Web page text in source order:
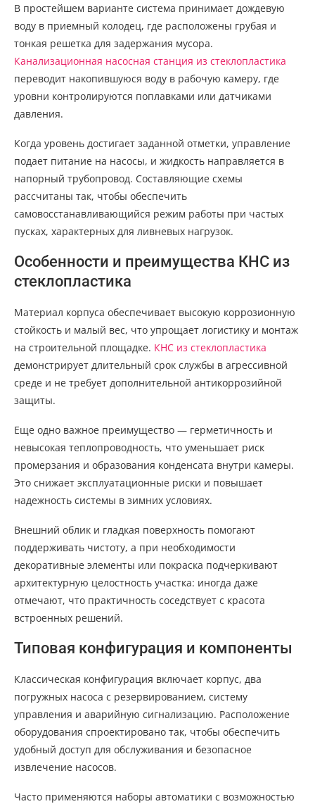
В простейшем варианте система принимает дождевую
воду в приемный колодец, где расположены грубая и
тонкая решетка для задержания мусора.
Канализационная насосная станция из стеклопластика
переводит накопившуюся воду в рабочую камеру, где
уровни контролируются поплавками или датчиками
давления.
Когда уровень достигает заданной отметки, управление
подает питание на насосы, и жидкость направляется в
напорный трубопровод. Составляющие схемы
рассчитаны так, чтобы обеспечить
самовосстанавливающийся режим работы при частых
пусках, характерных для ливневых нагрузок.
Особенности и преимущества КНС из
стеклопластика
Материал корпуса обеспечивает высокую коррозионную
стойкость и малый вес, что упрощает логистику и монтаж
на строительной площадке. КНС из стеклопластика
демонстрирует длительный срок службы в агрессивной
среде и не требует дополнительной антикоррозийной
защиты.
Еще одно важное преимущество — герметичность и
невысокая теплопроводность, что уменьшает риск
промерзания и образования конденсата внутри камеры.
Это снижает эксплуатационные риски и повышает
надежность системы в зимних условиях.
Внешний облик и гладкая поверхность помогают
поддерживать чистоту, а при необходимости
декоративные элементы или покраска подчеркивают
архитектурную целостность участка: иногда даже
отмечают, что практичность соседствует с красота
встроенных решений.
Типовая конфигурация и компоненты
Классическая конфигурация включает корпус, два
погружных насоса с резервированием, систему
управления и аварийную сигнализацию. Расположение
оборудования спроектировано так, чтобы обеспечить
удобный доступ для обслуживания и безопасное
извлечение насосов.
Часто применяются наборы автоматики с возможностью